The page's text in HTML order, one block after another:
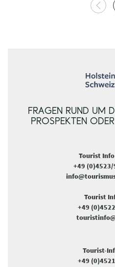
FRAGEN RUND UM
PROSPEKTEN
Tourist
+49 (0)4523/
Tourist
+49
Tourist-
+49